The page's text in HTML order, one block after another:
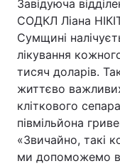
Завідуюча
СОДКЛ Ліана
Сумщині
лікування
тисяч доларів.
життєво
кліткового
півмільйона
«Звичайно, такі
ми допоможемо